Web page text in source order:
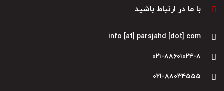
با ما در ارتباط باشید
info [at] parsjahd [dot] com
۰۲۱-۸۸۶۰۱۰۲۴-۸
۰۲۱-۸۸۰۳۴۵۵۵